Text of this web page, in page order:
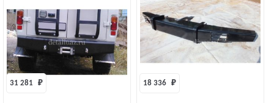
31 281 ₽ 18 336 ₽